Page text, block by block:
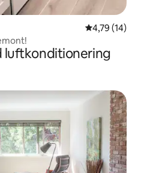
4,79 av 5 i
4,79 (14)
luftkonditionering